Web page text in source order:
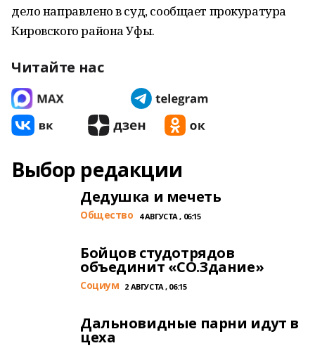
дело направлено в суд, сообщает прокуратура
Кировского района Уфы.
Читайте нас
Выбор редакции
Дедушка и мечеть
Общество 4 АВГУСТА , 06:15
Бойцов студотрядов
объединит «СО.Здание»
Cоциум 2 АВГУСТА , 06:15
Дальновидные парни идут в
цеха